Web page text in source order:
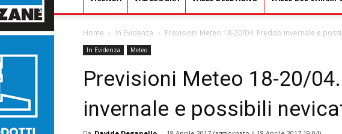
Home In Evidenza Previsioni Meteo 18-20/04. Freddo invernale e
In Evidenza Meteo
Previsioni Meteo 18-20/
invernale e possibili